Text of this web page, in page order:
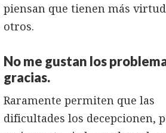
piensan que tienen más
otros.
No me gustan los
gracias.
Raramente permiten que las
dificultades los decepcionen,